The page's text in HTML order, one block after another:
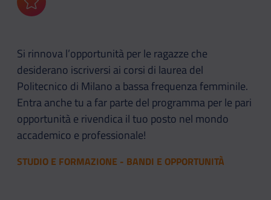
Aggiungi ai preferiti
Si rinnova l’opportunità per le ragazze che
desiderano iscriversi ai corsi di laurea del
Politecnico di Milano a bassa frequenza femminile.
Entra anche tu a far parte del programma per le pari
opportunità e rivendica il tuo posto nel mondo
accademico e professionale!
STUDIO E FORMAZIONE - BANDI E OPPORTUNITÀ